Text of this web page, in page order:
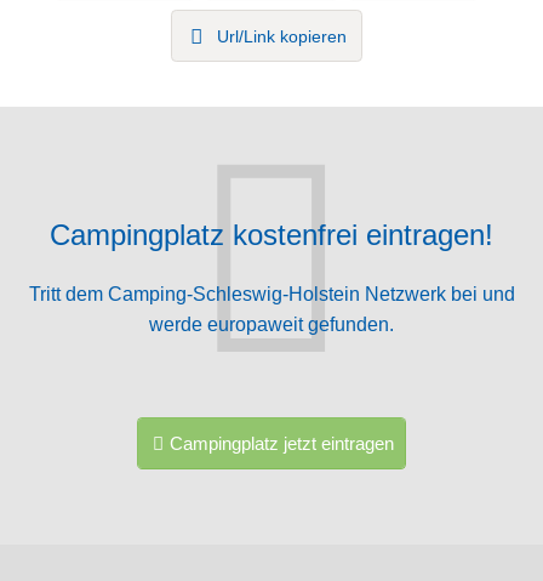
Url/Link kopieren
Campingplatz kostenfrei eintragen!
Tritt dem Camping-Schleswig-Holstein Netzwerk bei und
werde europaweit gefunden.
Campingplatz jetzt eintragen